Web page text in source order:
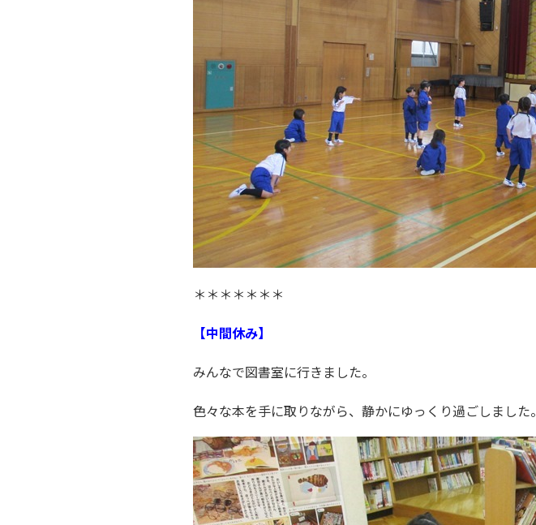
＊＊＊＊＊＊＊
【中間休み】
みんなで図書室に行きました。
色々な本を手に取りながら、静かにゆっくり過ごしました。